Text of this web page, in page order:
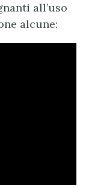
all’uso
alcune: